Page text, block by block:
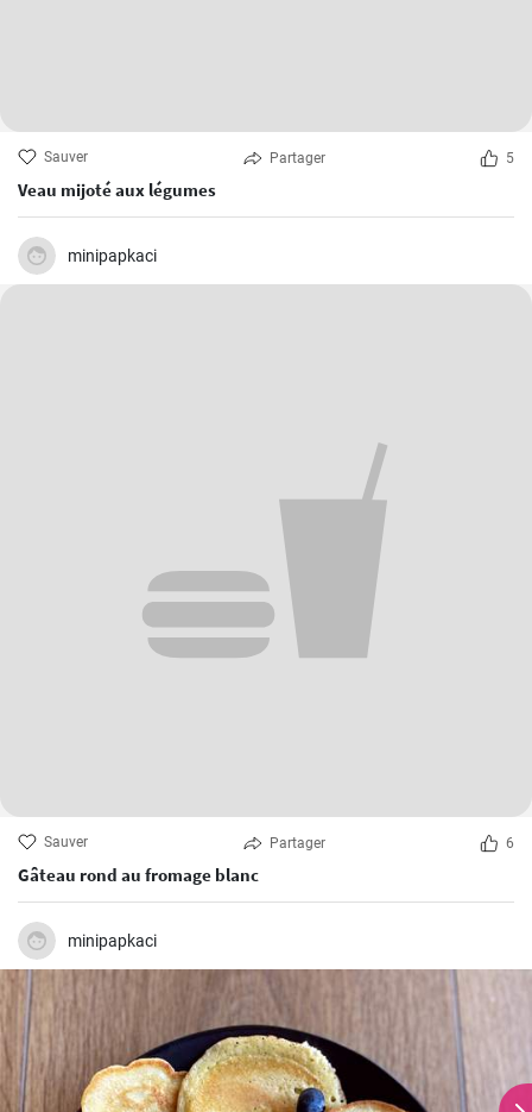
Sauver Partager 5
Veau mijoté aux légumes
minipapkaci
Sauver Partager 6
Gâteau rond au fromage blanc
minipapkaci